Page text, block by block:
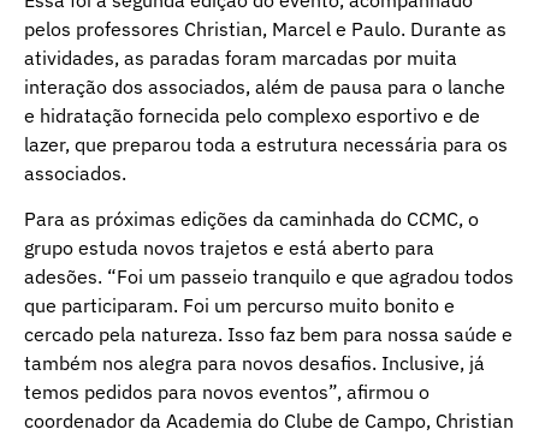
pelos professores Christian, Marcel e Paulo. Durante as
atividades, as paradas foram marcadas por muita
interação dos associados, além de pausa para o lanche
e hidratação fornecida pelo complexo esportivo e de
lazer, que preparou toda a estrutura necessária para os
associados.
Para as próximas edições da caminhada do CCMC, o
grupo estuda novos trajetos e está aberto para
adesões. “Foi um passeio tranquilo e que agradou todos
que participaram. Foi um percurso muito bonito e
cercado pela natureza. Isso faz bem para nossa saúde e
também nos alegra para novos desafios. Inclusive, já
temos pedidos para novos eventos”, afirmou o
coordenador da Academia do Clube de Campo, Christian